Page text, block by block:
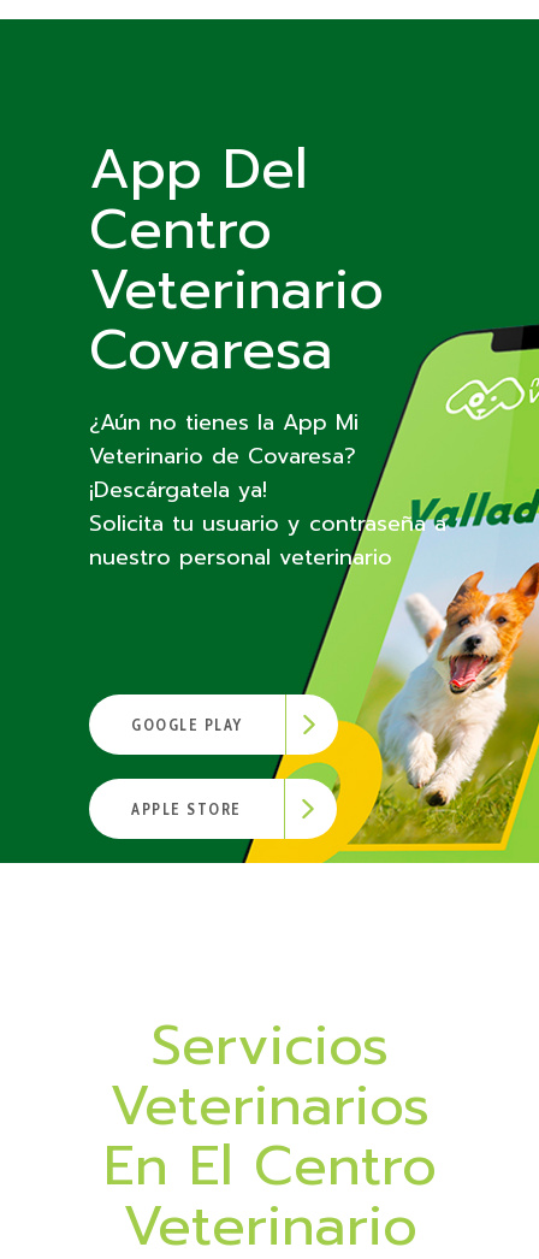
App Del
Centro
Veterinario
Covaresa
¿Aún no tienes la App Mi
Veterinario de Covaresa?
¡Descárgatela ya!
Solicita tu usuario y contraseña a
nuestro personal veterinario
GOOGLE PLAY
APPLE STORE
Servicios
Veterinarios
En El Centro
Veterinario